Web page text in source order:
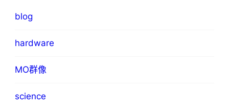
blog
hardware
MO群像
science